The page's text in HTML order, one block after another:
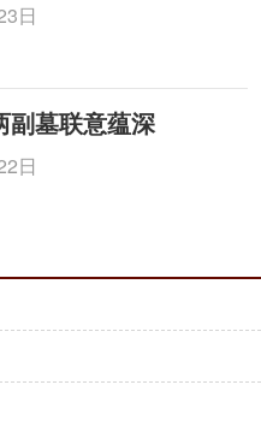
日
副墓联意蕴深
日